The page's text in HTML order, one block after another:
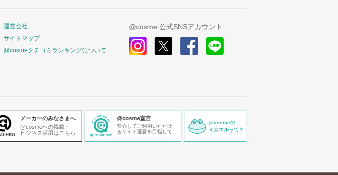
運営会社
サイトマップ
@cosmeクチコミランキングについて
@cosme 公式SNSアカウント
メーカーのみなさまへ
@cosmeへの掲載・
ビジネス活用はこちら
@cosme宣言
安心してご利用いただけ
るサイト運営を目指して
@cosmeの
ミカエルって？